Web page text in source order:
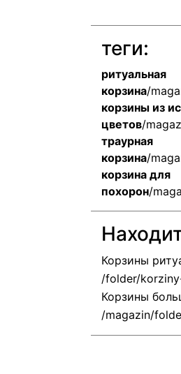
теги:
ритуальная
корзина/
корзины из
цветов/
траурная
корзина/
корзина для
похорон/
Корзины
Корзины